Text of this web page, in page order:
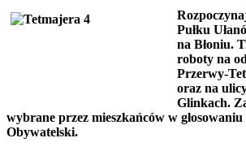
Pułku
na Błoniu.
roboty na
Przerwy-
oraz na
Glinkach.
wybrane przez mieszkańców w
Obywatelski.